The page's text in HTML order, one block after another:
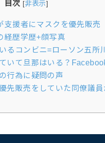
目次 [非表示]
支援者にマスクを優先販売
経歴学歴+顔写真
るコンビニ=ローソン五所
いて旦那はいる？
行為に疑問の声
先販売をしていた同僚議員